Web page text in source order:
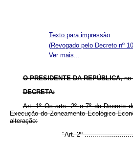
Texto para impressão
Ver mais...
(Revogado pelo Decreto nº
OPRESIDENTE DA REPÚBLICA,no
DECRETA:
Art. 1ºOs arts. 2ºe 7º do Decreto
Execução do Zoneamento Ecológico-
alteração:
"Art. 2º